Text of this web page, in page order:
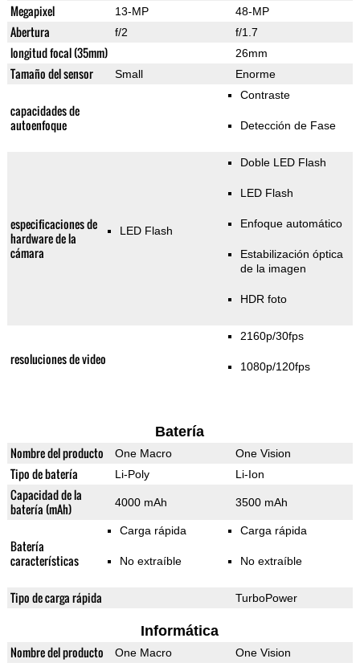
Megapixel 13-MP 48-MP
Abertura f/2 f/1.7
longitud focal (35mm) 26mm
Tamaño del sensor Small Enorme
capacidades de
autoenfoque
Contraste
Detección de Fase
especificaciones de
hardware de la
cámara
LED Flash
Doble LED Flash
LED Flash
Enfoque automático
Estabilización óptica
de la imagen
HDR foto
resoluciones de video
2160p/30fps
1080p/120fps
Batería
Nombre del producto One Macro One Vision
Tipo de batería Li-Poly Li-Ion
Capacidad de la
batería (mAh)
4000 mAh 3500 mAh
Batería
características
Carga rápida
No extraíble
Carga rápida
No extraíble
Tipo de carga rápida TurboPower
Informática
Nombre del producto One Macro One Vision